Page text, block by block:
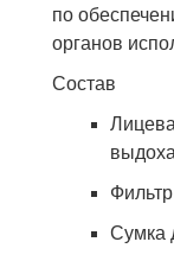
по
органов
Состав
Сумка